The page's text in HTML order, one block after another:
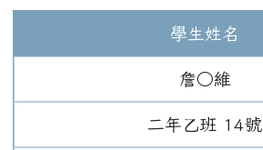
學生姓名
詹○維
二年 乙班 14號